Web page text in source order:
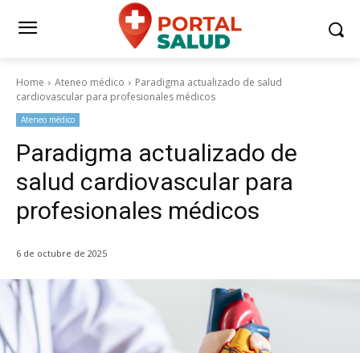
Home Ateneo médico
Paradigma actualizado de salud
cardiovascular para profesionales médicos
Ateneo médico
Paradigma actualizado de
salud cardiovascular para
profesionales médicos
6 de octubre de 2025